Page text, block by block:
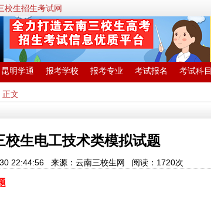
校生招生考试网
昆明学通 报考学校 报考专业 考试报名 考试科目
正文
校生电工技术类模拟试题
22:44:56 来源：云南三校生网 阅读： 1720次